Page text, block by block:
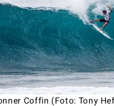
Coffin (Foto: Tony